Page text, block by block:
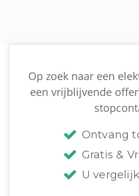
Op zoek naar een
een vrijblijvende
Ontvang
Gratis &
U